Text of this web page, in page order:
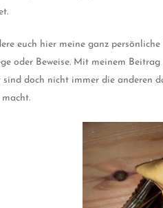
euch hier meine ganz
oder Beweise. Mit meinem
sind doch nicht immer die anderen